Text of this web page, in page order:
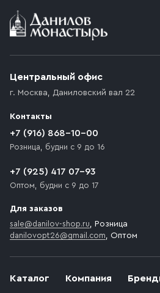
Условия доставки
возникают препятствия для
которое максимально близко к
движения. Если на территории
доставки предусмотрен платный
необходимо компенсировать
Каталог Компания
Центральный офис
г. Москва, Даниловский вал 22
Контакты
+7 (916) 868-10-00
Розница, будни с 9 до 16
+7 (925) 417 07-93
Оптом, будни с 9 до 17
Для заказов
sale@danilov-shop.ru, Розница
danilovopt26@gmail.com, Оптом